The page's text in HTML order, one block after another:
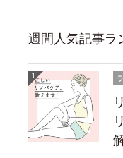
週間人気記事ラ